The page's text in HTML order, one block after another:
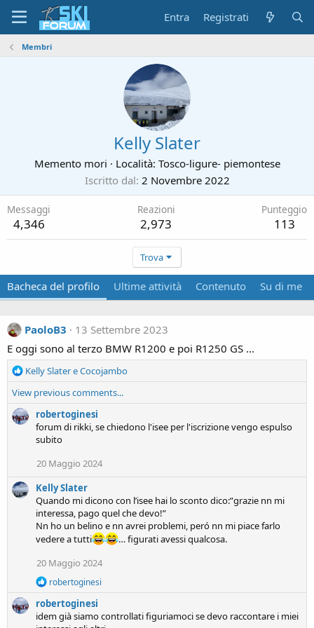
Entra Registrati
Membri
Kelly Slater
Memento mori · Località: Tosco-ligure- piemontese
Iscritto dal 2 Novembre 2022
Messaggi
4,346
Reazioni
2,973
Punteggio
113
Trova
Bacheca del profilo Ultime attività Contenuto Su di me
PaoloB3
13 Settembre 2023
E oggi sono al terzo BMW R1200 e poi R1250 GS ...
R
a
c
t
:
Kelly SlatereCocojambo
View previous comments...
robertoginesi
forum di rikki, se chiedono l'isee per l'iscrizione vengo espulso
subito
20 Maggio 2024
Kelly Slater
Quando mi dicono con l’isee hai lo sconto dico:”grazie nn mi
interessa, pago quel che devo!”
Nn ho un belino e nn avrei problemi, peró nn mi piace farlo
vedere a tutti
… figurati avessi qualcosa.
20 Maggio 2024
R
a
c
t
robertoginesi
robertoginesi
idem già siamo controllati figuriamoci se devo raccontare i miei